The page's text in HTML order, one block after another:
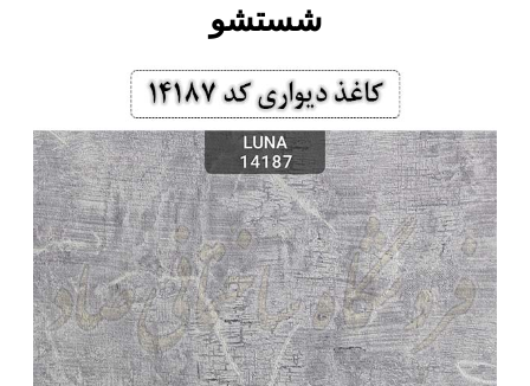
شستشو